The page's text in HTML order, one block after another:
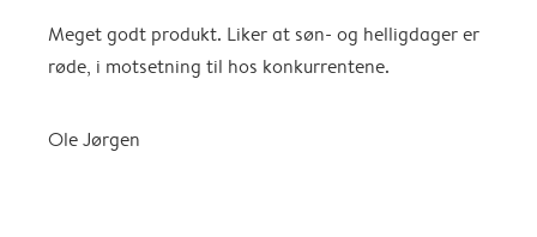
Meget godt produkt. Liker at søn- og helligdager er
røde, i motsetning til hos konkurrentene.
Ole Jørgen